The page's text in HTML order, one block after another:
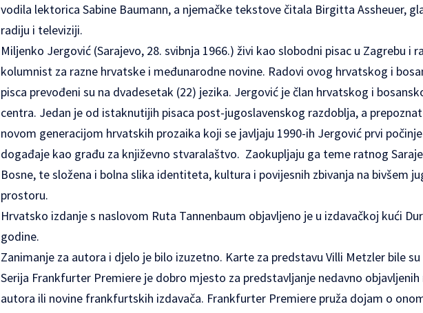
vodila lektorica Sabine Baumann, a njemačke tekstove čitala Birgitta Assheuer,
radiju i televiziji.
Miljenko Jergović (Sarajevo, 28. svibnja 1966.) živi kao slobodni pisac u Zagrebu i
kolumnist za razne hrvatske i međunarodne novine. Radovi ovog hrvatskog i
pisca prevođeni su na dvadesetak (22) jezika. Jergović je član hrvatskog i
centra. Jedan je od istaknutijih pisaca post-jugoslavenskog razdoblja, a
novom generacijom hrvatskih prozaika koji se javljaju 1990-ih Jergović prvi
događaje kao građu za književno stvaralaštvo. Zaokupljaju ga teme ratnog
Bosne, te složena i bolna slika identiteta, kultura i povijesnih zbivanja na bivšem
prostoru.
Hrvatsko izdanje s naslovom Ruta Tannenbaum objavljeno je u izdavačkoj kući
godine.
Zanimanje za autora i djelo je bilo izuzetno. Karte za predstavu Villi Metzler bile
Serija Frankfurter Premiere je dobro mjesto za predstavljanje nedavno
autora ili novine frankfurtskih izdavača. Frankfurter Premiere pruža dojam o